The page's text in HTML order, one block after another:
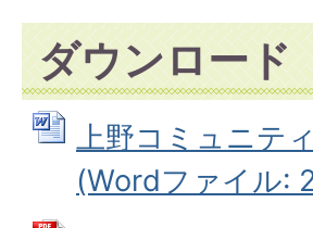
ダウンロード
上野コミュニテ
(Wordファイル: